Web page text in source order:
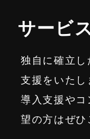
サービ
独自に確立し
支援をいたし
導入支援や
望の方はぜひ